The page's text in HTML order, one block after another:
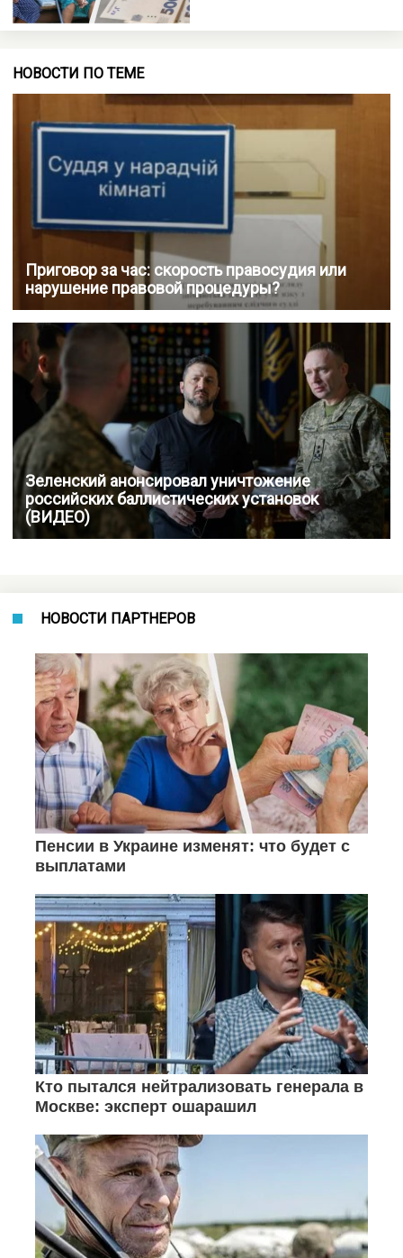
НОВОСТИ ПО ТЕМЕ
Приговор за час: скорость правосудия или
нарушение правовой процедуры?
Зеленский анонсировал уничтожение
российских баллистических установок
(ВИДЕО)
НОВОСТИ ПАРТНЕРОВ